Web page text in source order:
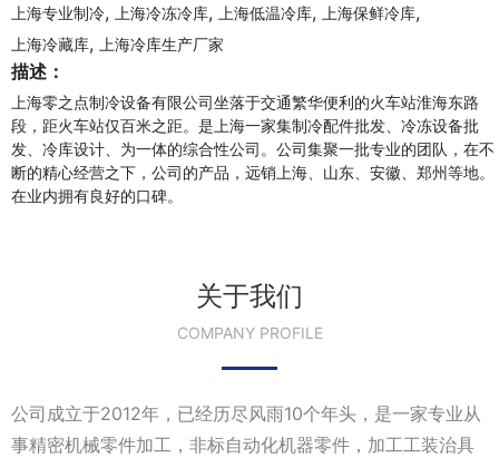
上海专业制冷, 上海冷冻冷库, 上海低温冷库, 上海保鲜冷库,
上海冷藏库, 上海冷库生产厂家
描述：
上海零之点制冷设备有限公司坐落于交通繁华便利的火车站淮海东路
段，距火车站仅百米之距。是上海一家集制冷配件批发、冷冻设备批
发、冷库设计、为一体的综合性公司。公司集聚一批专业的团队，在不
断的精心经营之下，公司的产品，远销上海、山东、安徽、郑州等地。
在业内拥有良好的口碑。
关于我们
COMPANY PROFILE
公司成立于2012年，已经历尽风雨10个年头，是一家专业从
事精密机械零件加工，非标自动化机器零件，加工工装治具